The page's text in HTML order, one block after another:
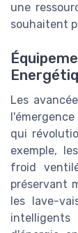
une
souhaitent
Les
qui
exemple,
froid
préservant
les lave-